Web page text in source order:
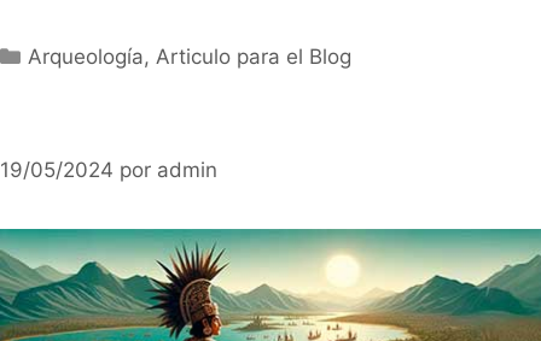
Categorías
Arqueología, Articulo para el Blog
19/05/2024 por admin